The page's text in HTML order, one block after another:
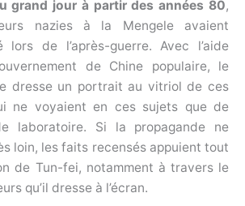
grand jour à partir des années 80,
nazies à la Mengele avaient
lors de l’après-guerre. Avec l’aide
de Chine populaire, le
dresse un portrait au vitriol de ces
ne voyaient en ces sujets que de
laboratoire. Si la propagande ne
loin, les faits recensés appuient tout
de Tun-fei, notamment à travers le
qu’il dresse à l’écran.